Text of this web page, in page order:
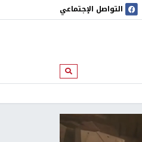
التواصل الإجتماعي
ابحث